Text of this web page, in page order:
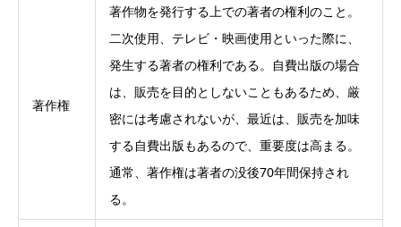
著作権
著作物を発行する上での著者の権利のこと。
二次使用、テレビ・映画使用といった際に、
発生する著者の権利である。自費出版の場合
は、販売を目的としないこともあるため、厳
密には考慮されないが、最近は、販売を加味
する自費出版もあるので、重要度は高まる。
通常、著作権は著者の没後70年間保持され
る。